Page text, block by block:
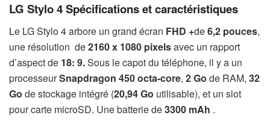
LG Stylo 4 Spécifications et caractéristiques
Le LG Stylo 4 arbore un grand écran FHD +de6,2 pouces,
une résolution de2160 x 1080 pixelsavec un rapport
d’aspect de 18: 9.Sous le capot du téléphone, il y a un
processeurSnapdragon 450 octa-core, 2 Go de RAM, 32
Go de stockage intégré (20,94 Go utilisable), et un slot
pour carte microSD. Une batterie de3300 mAh .